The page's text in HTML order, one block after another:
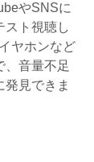
やSNSに
スト視聴し
ヤホンなど
、音量不足
見できま